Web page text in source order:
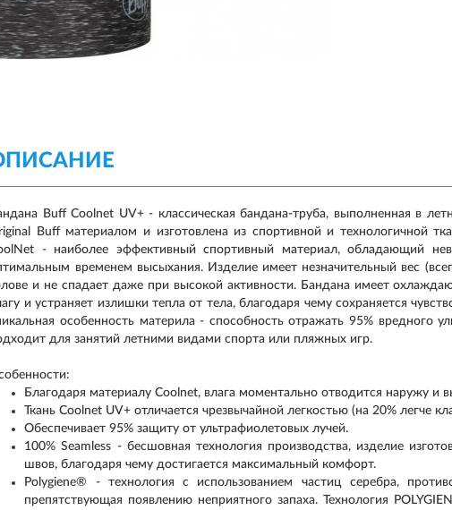
Buff Coolnet UV+ - классическая бандана-труба, выполненная в
Buff материалом и изготовлена из спортивной и технологичной
- наиболее эффективный спортивный материал, обладающий
временем высыхания. Изделие имеет незначительный вес
и не спадает даже при высокой активности. Бандана имеет
и устраняет излишки тепла от тела, благодаря чему сохраняется
особенность материла - способность отражать 95% вредного
для занятий летними видами спорта или пляжных игр.
Благодаря материалу Coolnet, влага моментально отводится наружу и
Ткань Coolnet UV+ отличается чрезвычайной легкостью (на 20% легче
Обеспечивает 95% защиту от ультрафиолетовых лучей.
100% Seamless - бесшовная технология производства, изделие
швов, благодаря чему достигается максимальный комфорт.
Polygiene® - технология с использованием частиц серебра,
препятствующая появлению неприятного запаха. Технология